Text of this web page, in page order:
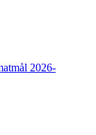
2026-